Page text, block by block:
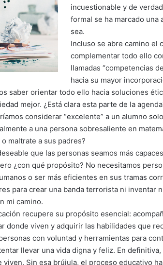
incuestionable y de
formal se ha marcado una
sea.
Incluso se abre camino el
complementar todo ello
llamadas “competencias
hacia su mayor
saber orientar todo ello hacia soluciones
mejor. ¿Está clara esta parte de la
considerar “excelente” a un alumno
a una persona sobresaliente en
maltrate a sus padres?
que las personas seamos más
¿con qué propósito? No necesitamos
o ser más eficientes en sus tramas
para crear una banda terrorista ni inventar
mi camino.
recupere su propósito esencial:
donde viven y adquirir las habilidades que
con voluntad y herramientas para
llevar una vida digna y feliz. En
viven. Sin esa brújula, el proceso educativo